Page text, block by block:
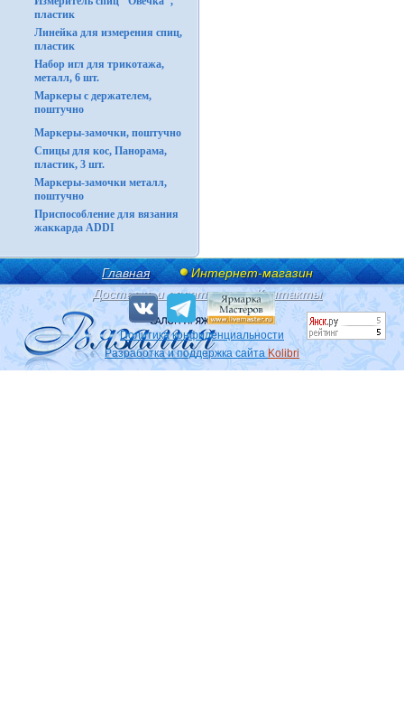
пластик
Линейка для измерения спиц,
пластик
Набор игл для трикотажа,
металл, 6 шт.
Маркеры с держателем,
поштучно
Маркеры-замочки, поштучно
Спицы для кос, Панорама,
пластик, 3 шт.
Маркеры-замочки металл,
поштучно
Приспособление для вязания
жаккарда ADDI
Главная
Интернет-магазин
Доставка и оплата
Контакты
Политика конфиденциальности
Разработка и поддержка сайта Kolibri